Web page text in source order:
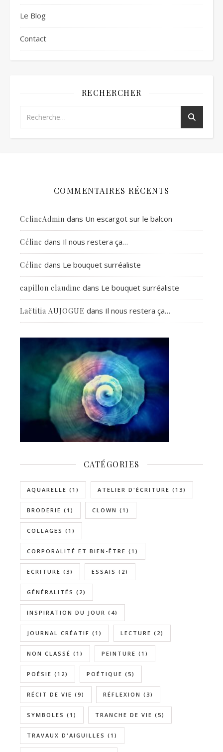
Le Blog
Contact
RECHERCHER
COMMENTAIRES RÉCENTS
CelineAdmin dans Un escargot sur le balcon
Céline dans Il nous restera ça…
Céline dans Le bouquet surréaliste
capillon claudine dans Le bouquet surréaliste
Laëtitia AUJOGUE dans Il nous restera ça…
CATÉGORIES
AQUARELLE (1) ATELIER D'ÉCRITURE (13)
BRODERIE (1) CLOWN (1)
COLLAGES (1)
CORPORALITÉ ET BIEN-ÊTRE (1)
ECRITURE (3) ESSAIS (2)
GÉNÉRALITÉS (2)
INSPIRATION DU JOUR (4)
JOURNAL CRÉATIF (1) LECTURE (2)
NON CLASSÉ (1) PEINTURE (1)
POÉSIE (12) POÉTIQUE (5)
RÉCIT DE VIE (9) RÉFLEXION (3)
SYMBOLES (1) TRANCHE DE VIE (5)
TRAVAUX D'AIGUILLES (1)